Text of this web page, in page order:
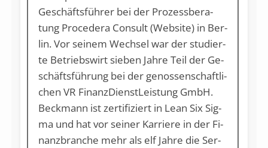
Ge­schäfts­füh­rer bei der Pro­zess­be­ra­
tung Pro­ce­de­ra Con­sult (Web­site) in Ber­
lin. Vor sei­nem Wech­sel war der stu­dier­
te Be­triebs­wirt sie­ben Jah­re Teil der Ge­
schäfts­füh­rung bei der ge­nos­sen­schaft­li­
chen VR Fi­nanz­Dienst­Leis­tung GmbH.
Beck­mann ist zer­ti­fi­ziert in Le­an Six Sig­
ma und hat vor sei­ner Kar­rie­re in der Fi­
nanz­bran­che mehr als elf Jah­re die Ser­